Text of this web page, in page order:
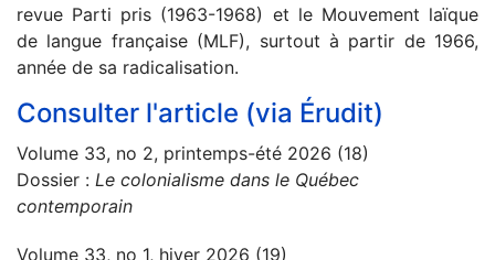
revue Parti pris (1963-1968) et le Mouvement laïque
de langue française (MLF), surtout à partir de 1966,
année de sa radicalisation.
Consulter l'article (via Érudit)
Volume 33, no 2, printemps-été 2026 (18)
Dossier : Le colonialisme dans le Québec
contemporain
Volume 33, no 1, hiver 2026 (19)